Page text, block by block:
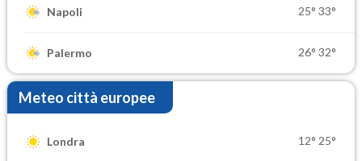
Napoli 25° 33°
Palermo 26° 32°
Meteo città europee
Londra 12° 25°